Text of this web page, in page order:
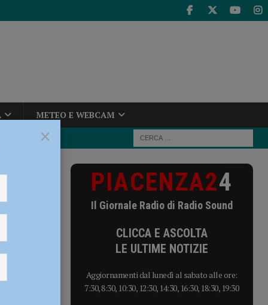
METEO E WEBCAM
PIACENZA24
Il Giornale Radio di Radio Sound
CLICCA E ASCOLTA
LE ULTIME NOTIZIE
Aggiornamenti dal lunedì al sabato alle ore:
7:30, 8:30, 10:30, 12:30, 14:30, 16:30, 18:30, 19:30
×